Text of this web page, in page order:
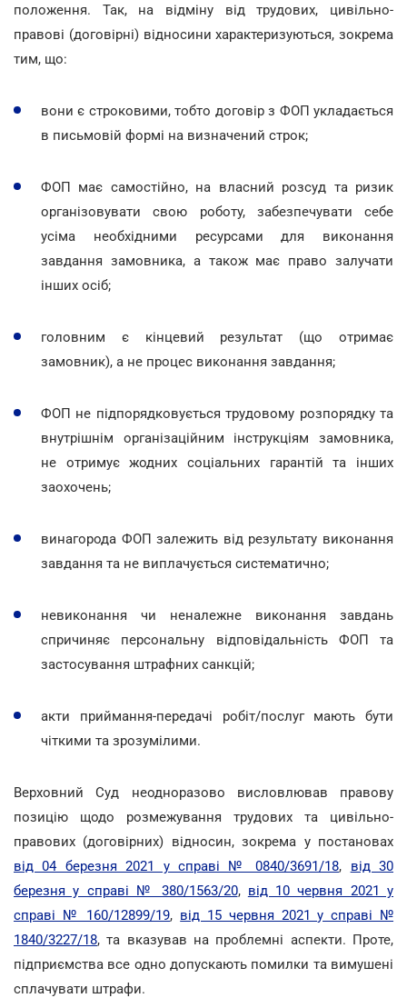
положення. Так, на відміну від трудових, цивільно-
правові (договірні) відносини характеризуються, зокрема
тим, що:
вони є строковими, тобто договір з ФОП укладається
в письмовій формі на визначений строк;
ФОП має самостійно, на власний розсуд та ризик
організовувати свою роботу, забезпечувати себе
усіма необхідними ресурсами для виконання
завдання замовника, а також має право залучати
інших осіб;
головним є кінцевий результат (що отримає
замовник), а не процес виконання завдання;
ФОП не підпорядковується трудовому розпорядку та
внутрішнім організаційним інструкціям замовника,
не отримує жодних соціальних гарантій та інших
заохочень;
винагорода ФОП залежить від результату виконання
завдання та не виплачується систематично;
невиконання чи неналежне виконання завдань
спричиняє персональну відповідальність ФОП та
застосування штрафних санкцій;
акти приймання-передачі робіт/послуг мають бути
чіткими та зрозумілими.
Верховний Суд неодноразово висловлював правову
позицію щодо розмежування трудових та цивільно-
правових (договірних) відносин, зокрема у постановах
від 04 березня 2021 у справі № 0840/3691/18, від 30
березня у справі № 380/1563/20, від 10 червня 2021 у
справі № 160/12899/19, від 15 червня 2021 у справі №
1840/3227/18, та вказував на проблемні аспекти. Проте,
підприємства все одно допускають помилки та вимушені
сплачувати штрафи.